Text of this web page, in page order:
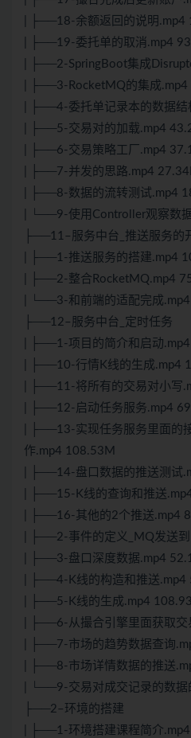
| ├──18-余额返回的说明.mp4
| ├──19-委托单的取消.mp4
| ├──2-SpringBoot集成
| ├──3-RocketMQ的集成.mp4
| ├──4-委托单记录本的数据
| ├──5-交易对的加载.mp4
| ├──6-交易策略工厂.mp4
| ├──7-并发的思路.mp4
| ├──8-数据的流转测试.mp4
| └──9-使用Controller观察数
├──11–服务中台_推送服务的
| ├──1-推送服务的搭建.mp4
| ├──2-整合RocketMQ.mp4
| └──3-和前端的适配完成
├──12–服务中台_定时任务
| ├──1-项目的简介和启动
| ├──10-行情K线的生成.mp4
| ├──11-将所有的交易对小写
| ├──12-启动任务服务.mp4
| ├──13-实现任务服务里面的
作.mp4 108.53M
| ├──14-盘口数据的推送测试
| ├──15-K线的查询和推送
| ├──16-其他的2个推送.mp4
| ├──2-事件的定义_MQ发送
| ├──3-盘口深度数据.mp4
| ├──4-K线的构造和推送.mp4
| ├──5-K线的生成.mp4
| ├──6-从撮合引擎里面获取
| ├──7-市场的趋势数据查询
| ├──8-市场详情数据的推送
| └──9-交易对成交记录的数
├──2–环境的搭建
| ├──1-环境搭建课程简介